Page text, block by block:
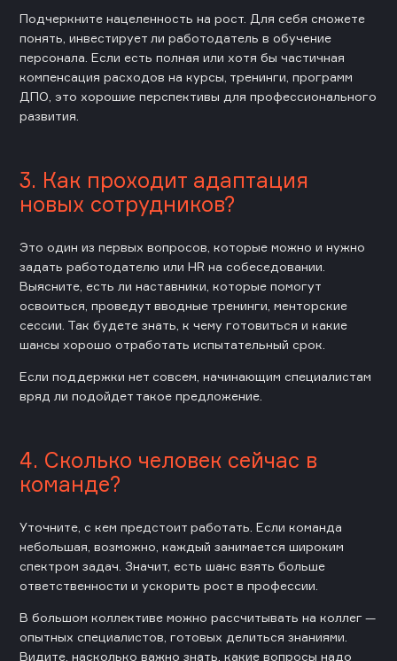
Подчеркните нацеленность на рост. Для себя сможете
понять, инвестирует ли работодатель в обучение
персонала. Если есть полная или хотя бы частичная
компенсация расходов на курсы, тренинги, программ
ДПО, это хорошие перспективы для профессионального
развития.
3. Как проходит адаптация
новых сотрудников?
Это один из первых вопросов, которые можно и нужно
задать работодателю или HR на собеседовании.
Выясните, есть ли наставники, которые помогут
освоиться, проведут вводные тренинги, менторские
сессии. Так будете знать, к чему готовиться и какие
шансы хорошо отработать испытательный срок.
Если поддержки нет совсем, начинающим специалистам
вряд ли подойдет такое предложение.
4. Сколько человек сейчас в
команде?
Уточните, с кем предстоит работать. Если команда
небольшая, возможно, каждый занимается широким
спектром задач. Значит, есть шанс взять больше
ответственности и ускорить рост в профессии.
В большом коллективе можно рассчитывать на коллег —
опытных специалистов, готовых делиться знаниями.
Видите, насколько важно знать, какие вопросы надо